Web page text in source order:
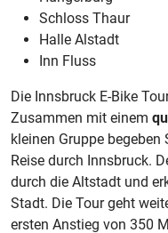
Schloss Thaur
Halle Alstadt
Inn Fluss
Die Innsbruck E-Bike
Zusammen mit einem
kleinen Gruppe
Reise durch Innsbruck.
durch die Altstadt und
Stadt. Die Tour geht
ersten Anstieg von 350